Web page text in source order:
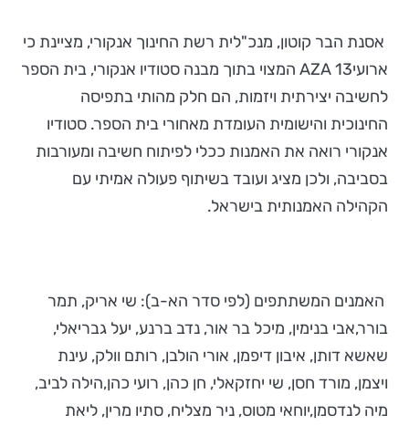
אסנת הבר קוטון, מנכ"לית רשת החינוך אנקורי, מציינת כי
ארועיAZA 13 המצוי בתוך מבנה סטודיו אנקורי, בית הספר
לחשיבה יצירתית ויזמות, הם חלק מהותי בתפיסה
החינוכית והישומית העומדת מאחורי בית הספר. סטודיו
אנקורי רואה את האמנות ככלי לפיתוח חשיבה ומעורבות
בסביבה, ולכן מציג ועובד בשיתוף פעולה אמיתי עם
הקהילה האמנותית בישראל.
האמנים המשתתפים (לפי סדר הא-ב): שי אריק, תמר
בורר,אבי בנימין, מיכל בר אור, נדב ברנע, יעל גבריאלי,
שאשא דותן, איבון דיפמן, אורי הולבן, רותם וולק, עינת
ויצמן, מורד חסן, שי יחזקאלי, חן כהן, רועי כהן,הילה לביב,
מיה לנדסמן,יוחאי מטוס, ניר מצליח, סתיו מרין, ליאת